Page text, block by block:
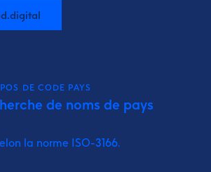
DE CODE PAYS
de noms de pays
la norme ISO-3166.